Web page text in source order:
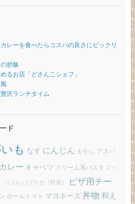
レーを食べたらコスパの良さにビックリ
炒飯
るお店「どさんこシェフ」
沢ランチタイム
ド
も なす にんじん もやし アスパ
カレー キャベツ クリーム系パスタ ズッ
バジル パプリカ（野菜）
ピザ用チー
ホールトマト マヨネーズ丼物 和え